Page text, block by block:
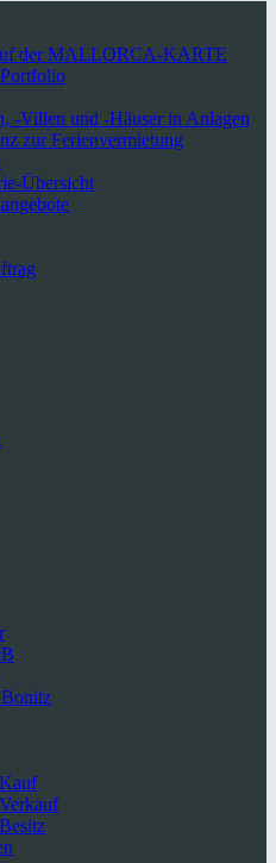
der MALLORCA-KARTE
-Villen und -Häuser in Anlagen
zur Ferienvermietung
Übersicht